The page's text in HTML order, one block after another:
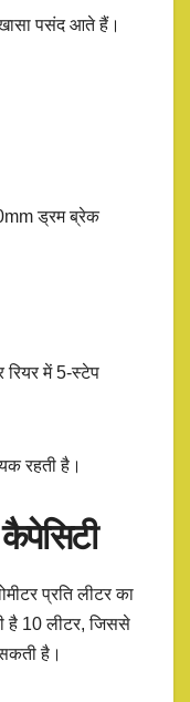
पसंद आते हैं।
ड्रम ब्रेक
में 5-स्टेप
रहती है।
प्रति लीटर का
है 10 लीटर, जिससे
है।